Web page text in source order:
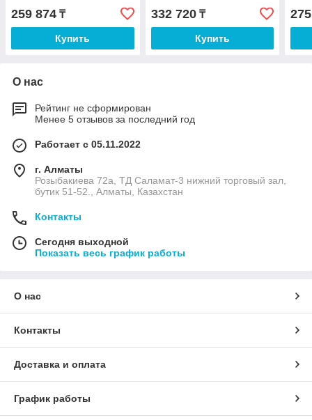
259 874 ₸
Купить
332 720₸
Купить
О нас
Рейтинг не сформирован
Менее 5 отзывов за последний год
Работает с 05.11.2022
г. Алматы
Розыбакиева 72а, ТД Саламат-3 нижний торговый зал,
бутик 51-52., Алматы, Казахстан
Контакты
Сегодня выходной
Показать весь график работы
О нас
Контакты
Доставка и оплата
График работы